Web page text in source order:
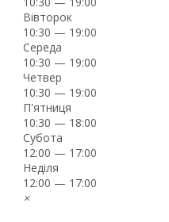
Вівторок
10:30 — 19:00
Середа
10:30 — 19:00
Четвер
10:30 — 19:00
П'ятниця
10:30 — 18:00
Субота
12:00 — 17:00
Неділя
12:00 — 17:00
×